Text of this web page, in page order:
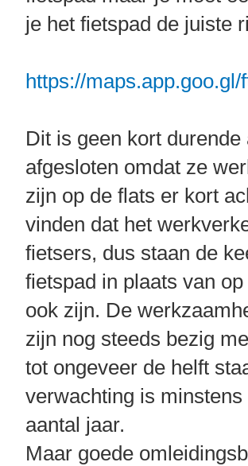
je het fietspad de juiste
https://
Dit is geen kort
afgesloten omdat ze
zijn op de flats er kort
vinden dat het
fietsers, dus staan de
fietspad in plaats van
ook zijn. De
zijn nog steeds bezig
tot ongeveer de helft
verwachting is
aantal jaar.
Maar goede